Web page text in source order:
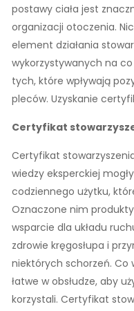
postawy ciała jest
organizacji otoczenia.
element działania
wykorzystywanych na
tych, które wpływają
pleców. Uzyskanie
Certyfikat
Certyfikat
wiedzy eksperckiej
codziennego użytku,
Oznaczone nim
wsparcie dla układu
zdrowie kręgosłupa i
niektórych schorzeń. Co
łatwe w obsłudze, aby
korzystali. Certyfikat